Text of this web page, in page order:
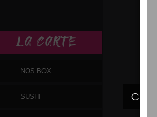
LA CARTE
NOS BOX
SUSHI